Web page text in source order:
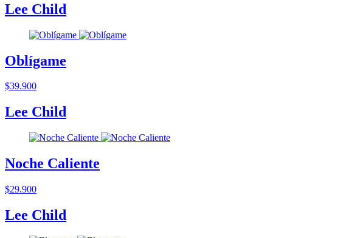
Lee Child
Oblígame
$39.900
Lee Child
Noche Caliente
$29.900
Lee Child